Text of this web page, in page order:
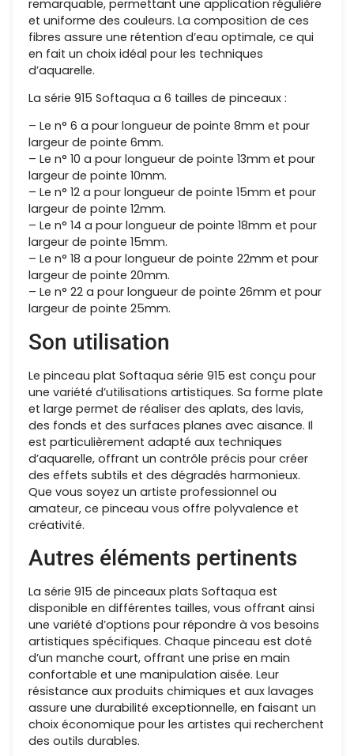
remarquable, permettant une application régulière
et uniforme des couleurs. La composition de ces
fibres assure une rétention d’eau optimale, ce qui
en fait un choix idéal pour les techniques
d’aquarelle.
La série 915 Softaqua a 6 tailles de pinceaux :
– Le n° 6 a pour longueur de pointe 8mm et pour
largeur de pointe 6mm.
– Le n° 10 a pour longueur de pointe 13mm et pour
largeur de pointe 10mm.
– Le n° 12 a pour longueur de pointe 15mm et pour
largeur de pointe 12mm.
– Le n° 14 a pour longueur de pointe 18mm et pour
largeur de pointe 15mm.
– Le n° 18 a pour longueur de pointe 22mm et pour
largeur de pointe 20mm.
– Le n° 22 a pour longueur de pointe 26mm et pour
largeur de pointe 25mm.
Son utilisation
Le pinceau plat Softaqua série 915 est conçu pour
une variété d’utilisations artistiques. Sa forme plate
et large permet de réaliser des aplats, des lavis,
des fonds et des surfaces planes avec aisance. Il
est particulièrement adapté aux techniques
d’aquarelle, offrant un contrôle précis pour créer
des effets subtils et des dégradés harmonieux.
Que vous soyez un artiste professionnel ou
amateur, ce pinceau vous offre polyvalence et
créativité.
Autres éléments pertinents
La série 915 de pinceaux plats Softaqua est
disponible en différentes tailles, vous offrant ainsi
une variété d’options pour répondre à vos besoins
artistiques spécifiques. Chaque pinceau est doté
d’un manche court, offrant une prise en main
confortable et une manipulation aisée. Leur
résistance aux produits chimiques et aux lavages
assure une durabilité exceptionnelle, en faisant un
choix économique pour les artistes qui recherchent
des outils durables.